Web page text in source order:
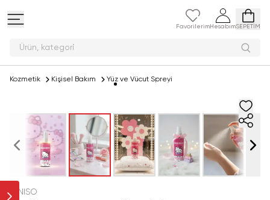
Favorilerim HesabımSEPETİM
Ürün, kat
Kozmetik Kişisel Bakım Yüz ve Vücut Spreyi
MINISO